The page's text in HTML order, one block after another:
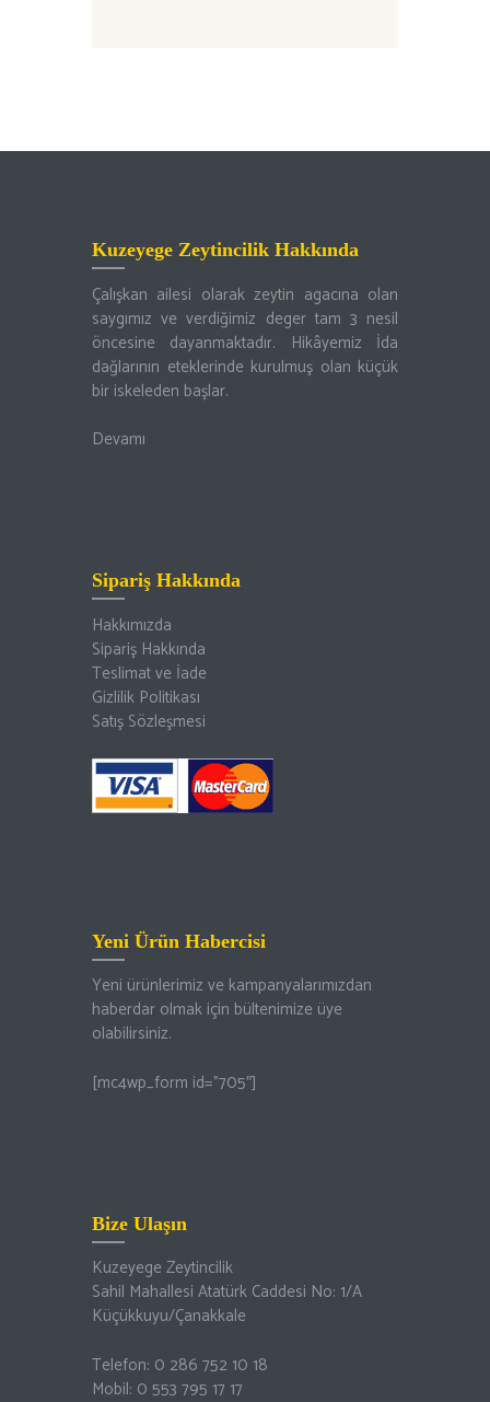
Kuzeyege Zeytincilik Hakkında
Çalışkan ailesi olarak zeytin agacına olan
saygımız ve verdiğimiz deger tam 3 nesil
öncesine dayanmaktadır. Hikâyemiz İda
dağlarının eteklerinde kurulmuş olan küçük
bir iskeleden başlar.
Devamı
Sipariş Hakkında
Hakkımızda
Sipariş Hakkında
Teslimat ve İade
Gizlilik Politikası
Satış Sözleşmesi
Yeni Ürün Habercisi
Yeni ürünlerimiz ve kampanyalarımızdan
haberdar olmak için bültenimize üye
olabilirsiniz.
[mc4wp_form id=”705″]
Bize Ulaşın
Kuzeyege Zeytincilik
Sahil Mahallesi Atatürk Caddesi No: 1/A
Küçükkuyu/Çanakkale
Telefon: 0 286 752 10 18
Mobil: 0 553 795 17 17